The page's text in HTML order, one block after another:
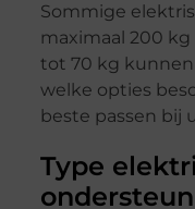
Sommige
maximaal 200
tot 70 kg kunnen
welke opties
beste passen bij
Type